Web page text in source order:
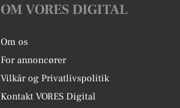
OM VORES DIGITAL
Om os
For annoncører
Vilkår og Privatlivspolitik
Kontakt VORES Digital